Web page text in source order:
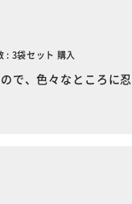
: 3袋セット 購入
で、色々なところに